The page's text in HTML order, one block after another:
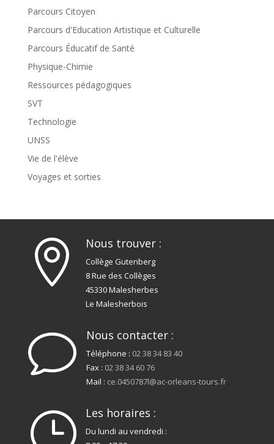
Parcours Citoyen
Parcours d'Education Artistique et Culturelle
Parcours Éducatif de Santé
Physique-Chimie
Ressources pédagogiques
SVT
Technologie
UNSS
Vie de l'élève
Voyages et sorties
 Nous trouver :
Collège Gutenberg
8 Rue des Collèges
45330 Malesherbes
Le Malesherbois
v Nous contacter :
Téléphone : 02 38 34 83 40
Fax : 02 38 34 60 76
Mail : ce.0450787l@ac-orleans-tours.fr
} Les horaires :
Du lundi au vendredi :